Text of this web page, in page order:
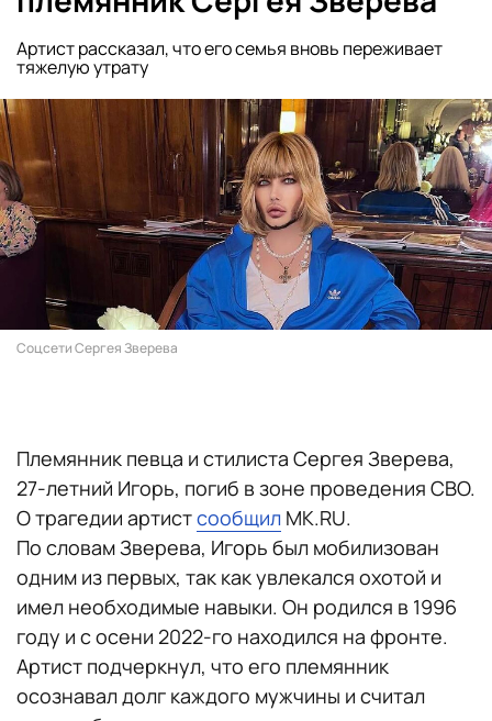
Артист рассказал, что его семья вновь переживает
тяжелую утрату
Соцсети Сергея Зверева
Племянник певца и стилиста Сергея Зверева,
27-летний Игорь, погиб в зоне проведения СВО.
О трагедии артистсообщил МK.RU.
По словам Зверева, Игорь был мобилизован
одним из первых, так как увлекался охотой и
имел необходимые навыки. Он родился в 1996
году и с осени 2022-го находился на фронте.
Артист подчеркнул, что его племянник
осознавал долг каждого мужчины и считал